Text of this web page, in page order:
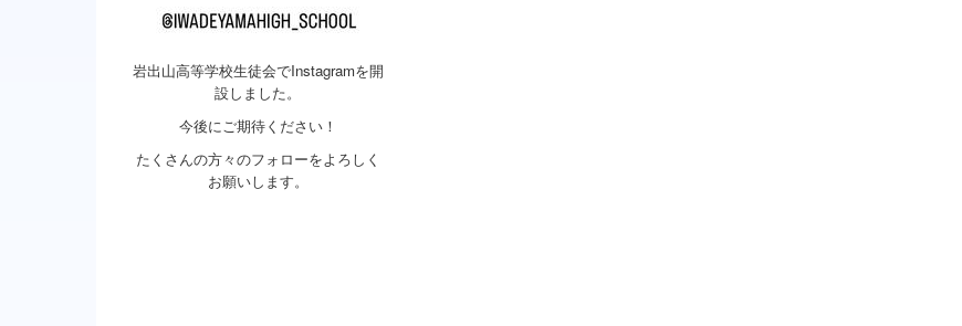
岩出山高等学校生徒会でInstagramを開
設しました。
今後にご期待ください！
たくさんの方々のフォローをよろしく
お願いします。